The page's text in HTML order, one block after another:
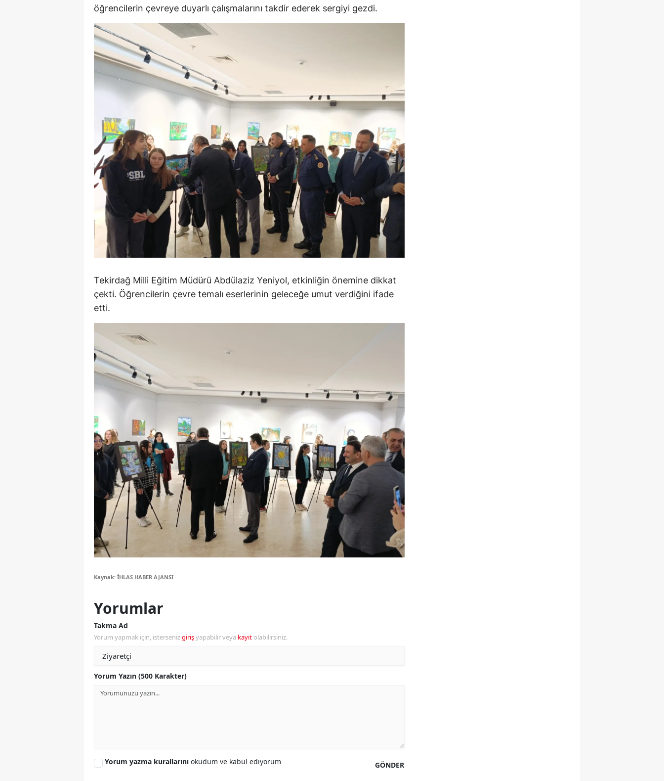
Muş
Nevşehir
Rize
Samsun
Siirt
Tekirdağ
Tokat
Trabzon
Tunceli
Şanlıurfa
Yozgat
Aksaray
Karaman
Kırıkkale
Batman
Şırnak
Bartın
Ardahan
Iğdır
Osmaniye
öğrencilerin çevreye duyarlı çalışmalarını takdir ederek sergiyi gezdi.
Tekirdağ Milli Eğitim Müdürü Abdülaziz Yeniyol, etkinliğin önemine dikkat
çekti. Öğrencilerin çevre temalı eserlerinin geleceğe umut verdiğini ifade
etti.
Kaynak: İHLAS HABER AJANSI
Yorumlar
Takma Ad
Yorum yapmak için, istersenizgirişyapabilir veya kayıt olabilirsiniz.
Yorum Yazın (500 Karakter)
GÖNDER
Yorum yazma kurallarını okudum ve kabul ediyorum